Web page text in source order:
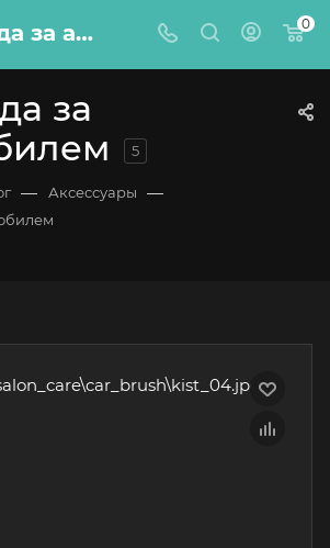
Для ухода за автомобилем – купить по цене от 150 руб. с доставкой по России – Lord Autofashion 0
за
5
— Аксессуары —